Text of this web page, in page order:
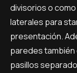
divisorios o
laterales para
presentación.
paredes
pasillos